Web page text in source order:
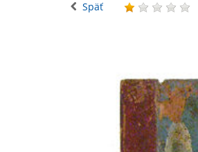
Späť